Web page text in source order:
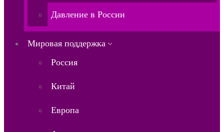
Давление в России
Мировая поддержка
Россия
Китай
Европа